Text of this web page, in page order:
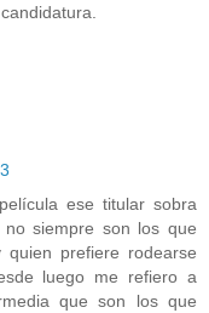
ese titular sobra
no siempre son los que
prefiere rodearse
luego me refiero a
que son los que